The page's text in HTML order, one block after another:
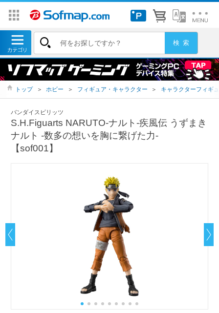
トップ ＞ ホビー ＞ フィギュア・キャラクター ＞ キャラクターフィギ
バンダイスピリッツ
S.H.Figuarts NARUTO-ナルト-疾風伝 うずまき
ナルト -数多の想いを胸に繋げた力-
【sof001】